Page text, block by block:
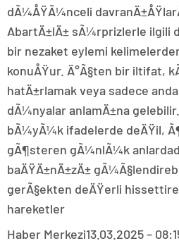
dÃ¼ÅŸÃ¼nceli
AbartÄ±lÄ± sÃ¼rprizlerle ilgili
bir nezaket eylemi
konuÅŸur. Ä°Ã§ten bir iltifat,
hatÄ±rlamak veya sadece
dÃ¼nyalar anlamÄ±na
bÃ¼yÃ¼k ifadelerde deÄŸil,
gÃ¶steren gÃ¼nlÃ¼k
baÄŸÄ±nÄ±zÄ±
gerÃ§ekten deÄŸerli
hareketler
Haber Merkezi13.03.2025 –